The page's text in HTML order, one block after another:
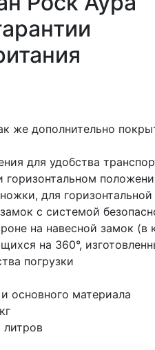
же дополнительно
для удобства
горизонтальном
для
с системой
на навесной замок (в
на 360°,
погрузки
основного материала
литров